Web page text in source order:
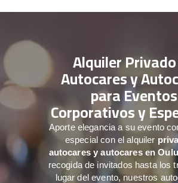
Alquiler
Autocares y
para Eventos
Corporativos y
Aporte elegancia a su evento
especial con el alquiler
autocares y autocares en Oulu
recogida de invitados hasta los
lugar del evento, nuestros